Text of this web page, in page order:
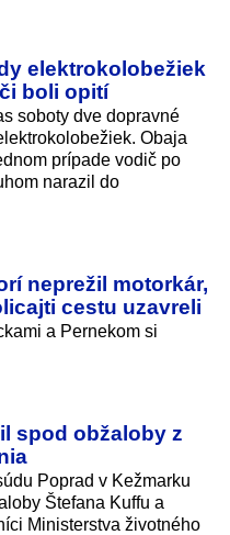
elektrokolobežiek
boli opití
soboty dve dopravné
Obaja
prípade vodič po
narazil do
neprežil motorkár,
cestu uzavreli
a Pernekom si
spod obžaloby z
Poprad v Kežmarku
Štefana Kuffu a
Ministerstva životného